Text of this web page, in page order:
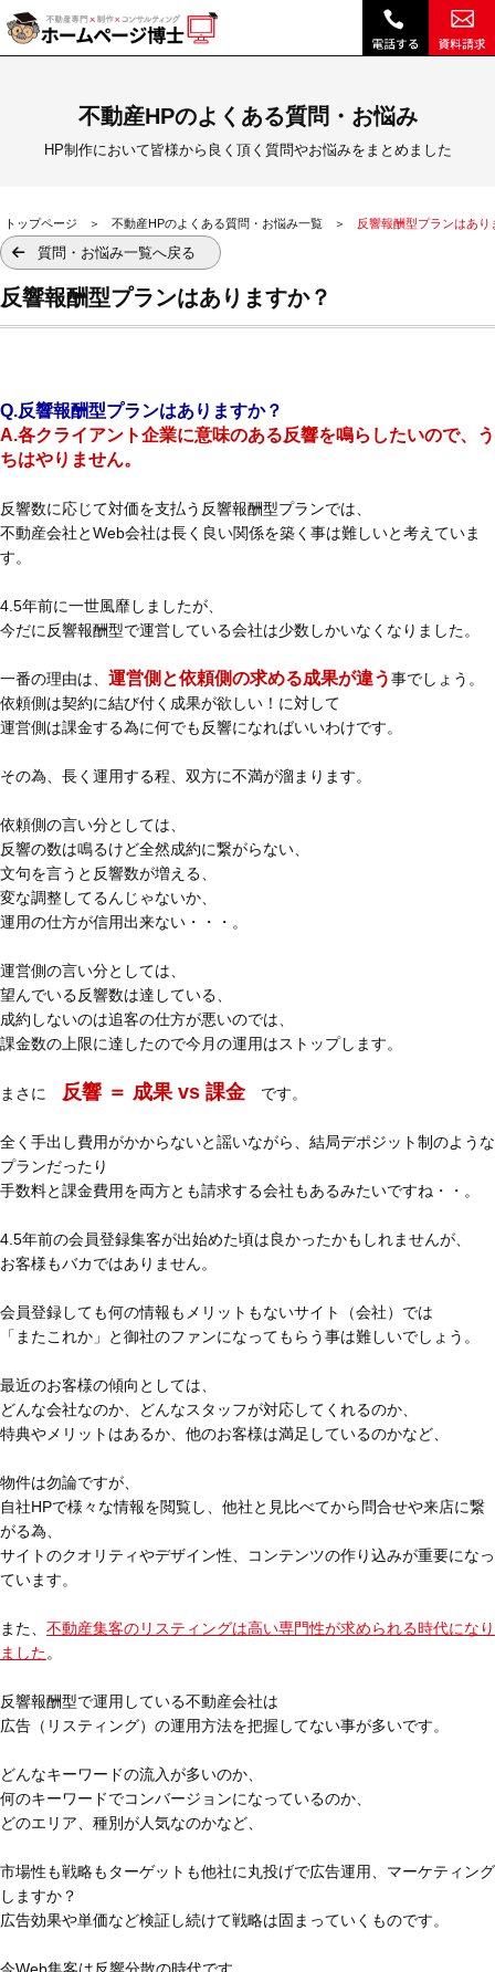
反響報酬型に騙されるな！不動産ホームページ制作における反響成果課金プランってどうなの？|｜不動産 ホームページ制作・作成やSEO広告なら博士の不動産クラウドシステムRHS、ホームページ博士
不動産HPのよくある質問・お悩み
HP制作において皆様から良く頂く質問やお悩みをまとめました
トップページ 不動産HPのよくある質問・お悩み一覧 反響報酬型プランはあり
質問・お悩み一覧へ戻る
反響報酬型プランはありますか？
Q.反響報酬型プランはありますか？
A.各クライアント企業に意味のある反響を鳴らしたいので、う
ちはやりません。
反響数に応じて対価を支払う反響報酬型プランでは、
不動産会社とWeb会社は長く良い関係を築く事は難しいと考えていま
す。
4.5年前に一世風靡しましたが、
今だに反響報酬型で運営している会社は少数しかいなくなりました。
一番の理由は、 運営側と依頼側の求める成果が違う事でしょう。
依頼側は契約に結び付く成果が欲しい！に対して
運営側は課金する為に何でも反響になればいいわけです。
その為、長く運用する程、双方に不満が溜まります。
依頼側の言い分としては、
反響の数は鳴るけど全然成約に繋がらない、
文句を言うと反響数が増える、
変な調整してるんじゃないか、
運用の仕方が信用出来ない・・・。
運営側の言い分としては、
望んでいる反響数は達している、
成約しないのは追客の仕方が悪いのでは、
課金数の上限に達したので今月の運用はストップします。
まさに 反響 ＝ 成果 vs 課金です。
全く手出し費用がかからないと謡いながら、結局デポジット制のような
プランだったり
手数料と課金費用を両方とも請求する会社もあるみたいですね・・。
4.5年前の会員登録集客が出始めた頃は良かったかもしれませんが、
お客様もバカではありません。
会員登録しても何の情報もメリットもないサイト（会社）では
「またこれか」と御社のファンになってもらう事は難しいでしょう。
最近のお客様の傾向としては、
どんな会社なのか、どんなスタッフが対応してくれるのか、
特典やメリットはあるか、他のお客様は満足しているのかなど、
物件は勿論ですが、
自社HPで様々な情報を閲覧し、他社と見比べてから問合せや来店に繋
がる為、
サイトのクオリティやデザイン性、コンテンツの作り込みが重要になっ
ています。
また、 不動産集客のリスティングは高い専門性が求められる時代になり
ました。
反響報酬型で運用している不動産会社は
広告（リスティング）の運用方法を把握してない事が多いです。
どんなキーワードの流入が多いのか、
何のキーワードでコンバージョンになっているのか、
どのエリア、種別が人気なのかなど、
市場性も戦略もターゲットも他社に丸投げで広告運用、マーケティング
しますか？
広告効果や単価など検証し続けて戦略は固まっていくものです。